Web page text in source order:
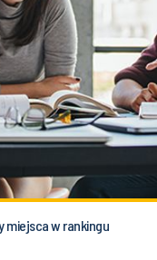
miejsca w rankingu